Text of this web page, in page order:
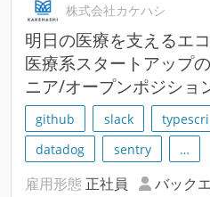
株式会社カケハシ
明⽇の医療を支えるエ
医療系スタートアップ
ニア/オープンポジショ
github slack
datadog
sentry …
雇用形態 正社員 バック